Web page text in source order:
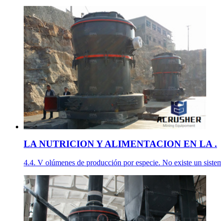
LA NUTRICION Y ALIMENTACION EN LA .
4.4. V olúmenes de producción por especie. No existe un